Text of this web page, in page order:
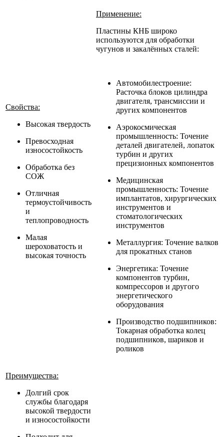
Свойства:
Высокая твердость
Превосходная
износостойкость
Обработка без
СОЖ
Отличная
термоустойчивость
и
теплопроводность
Малая
шероховатость и
высокая точность
Применение:
Пластины КНБ широко
используются для обработки
чугунов и закалённых сталей:
Автомобилестроение:
Расточка блоков цилиндра
двигателя, трансмиссии и
других компонентов
Аэрокосмическая
промышленность: Точение
деталей двигателей, лопаток
турбин и других
прецизионных компонентов
Медицинская
промышленность: Точение
имплантатов, хирургических
инструментов и
стоматологических
инструментов
Металлургия: Точение валков
для прокатных станов
Энергетика: Точение
компонентов турбин,
компрессоров и другого
энергетического
оборудования
Производство подшипников:
Токарная обработка колец
подшипников, шариков и
роликов
Преимущества:
Долгий срок
службы благодаря
высокой твердости
и износостойкости